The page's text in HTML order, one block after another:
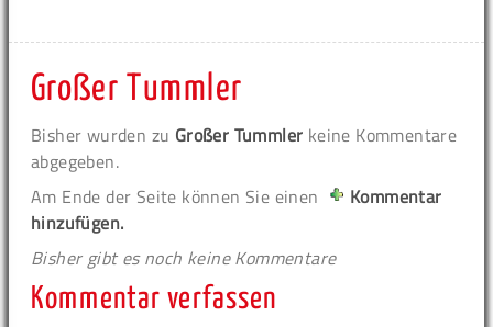
Großer Tummler
Bisher wurden zu Großer Tummler keine Kommentare
abgegeben.
Am Ende der Seite können Sie einen
Kommentar
hinzufügen.
Bisher gibt es noch keine Kommentare
Kommentar verfassen